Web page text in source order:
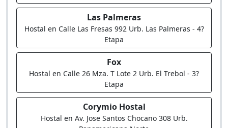
Las Palmeras
Hostal en Calle Las Fresas 992 Urb. Las Palmeras - 4?
Etapa
Fox
Hostal en Calle 26 Mza. T Lote 2 Urb. El Trebol - 3?
Etapa
Corymio Hostal
Hostal en Av. Jose Santos Chocano 308 Urb.